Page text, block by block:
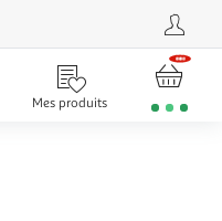
Mes produits